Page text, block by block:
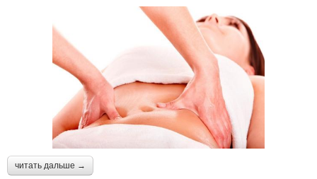
читать дальше →